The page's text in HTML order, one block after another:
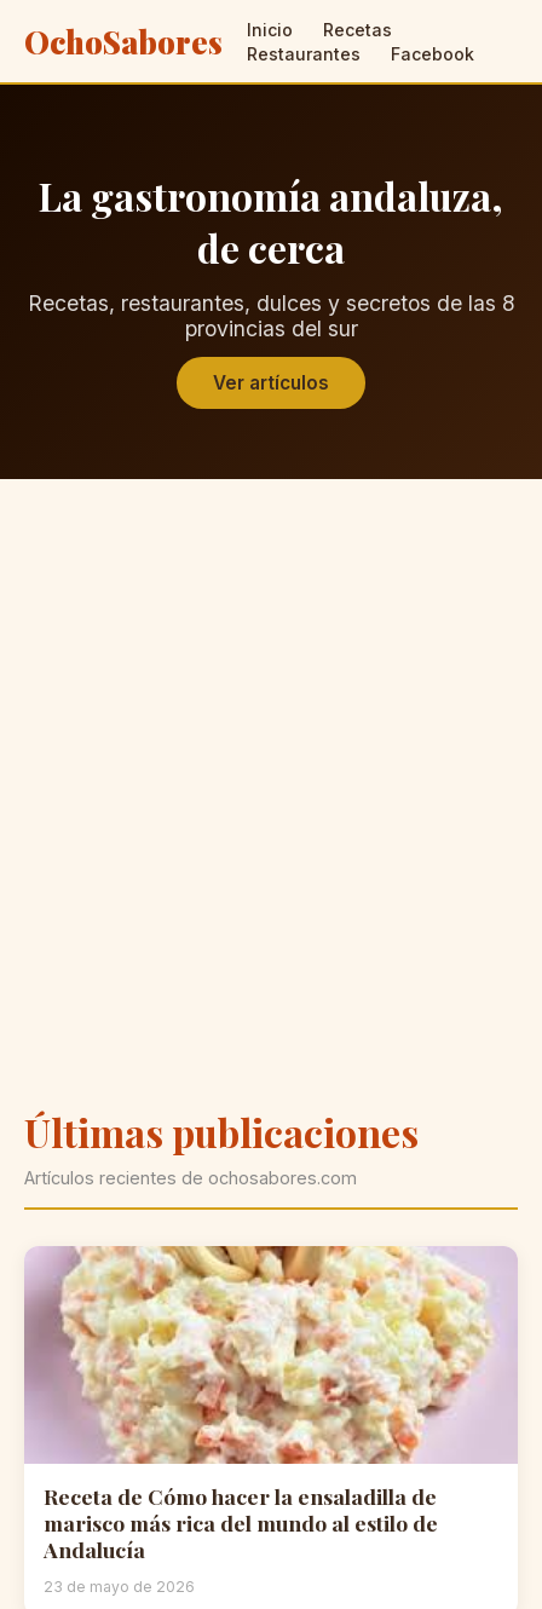
OchoSabores Inicio
Recetas
Restaurantes
Facebook
La gastronomía andaluza,
de cerca
Recetas, restaurantes, dulces y secretos de las 8
provincias del sur
Ver artículos
Últimas publicaciones
Artículos recientes de ochosabores.com
Receta de Cómo hacer la ensaladilla de
marisco más rica del mundo al estilo de
Andalucía
23 de mayo de 2026